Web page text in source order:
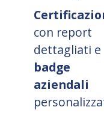
con report
dettagliati e
badge
aziendali